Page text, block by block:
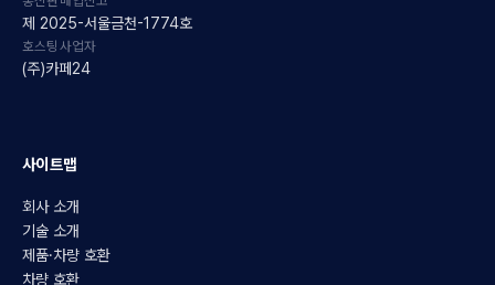
제 2025-서울금천-1774호
호스팅사업자
(주)카페24
사이트맵
회사 소개
기술 소개
제품·차량 호환
차량 호환